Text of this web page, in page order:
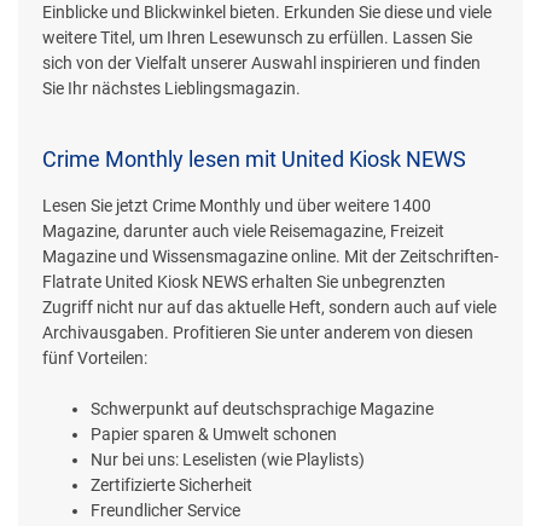
Einblicke und Blickwinkel bieten. Erkunden Sie diese und viele
weitere Titel, um Ihren Lesewunsch zu erfüllen. Lassen Sie
sich von der Vielfalt unserer Auswahl inspirieren und finden
Sie Ihr nächstes Lieblingsmagazin.
Crime Monthly lesen mit United Kiosk NEWS
Lesen Sie jetzt Crime Monthly und über weitere 1400
Magazine, darunter auch viele Reisemagazine, Freizeit
Magazine und Wissensmagazine online. Mit der Zeitschriften-
Flatrate United Kiosk NEWS erhalten Sie unbegrenzten
Zugriff nicht nur auf das aktuelle Heft, sondern auch auf viele
Archivausgaben. Profitieren Sie unter anderem von diesen
fünf Vorteilen:
Schwerpunkt auf deutschsprachige Magazine
Papier sparen & Umwelt schonen
Nur bei uns: Leselisten (wie Playlists)
Zertifizierte Sicherheit
Freundlicher Service